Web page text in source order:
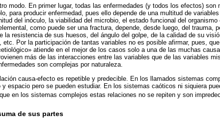
modo. En primer lugar, todas las enfermedades (y todos los efectos) son
para producir enfermedad, pues ello depende de una multitud de
del inóculo, la viabilidad del microbio, el estado funcional del
como puede ser una fractura, depende, desde luego, del trauma,
la resistencia de sus huesos, del ángulo del golpe, de la calidad de su
etc. Por la participación de tantas variables no es posible afirmar, pues,
atiende en el mejor de los casos solo a una de las muchas
más de las interacciones entre las variables que de las variables
son complejas por naturaleza.
causa-efecto es repetible y predecible. En los llamados sistemas
espacio pero se pueden estudiar. En los sistemas caóticos ni siquiera
en los sistemas complejos estas relaciones no se repiten y son
de sus partes